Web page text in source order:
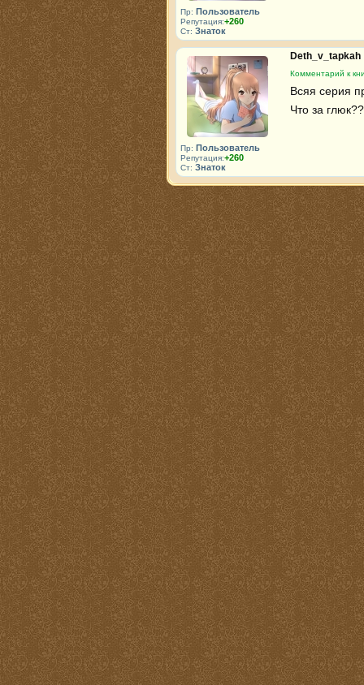
Пр: Пользователь
Репутация:+260
Ст: Знаток
Пр: Пользователь
Репутация:+260
Ст: Знаток
Deth_v_tapkah
Комментарий к
Всяя серия
Что за глюк??